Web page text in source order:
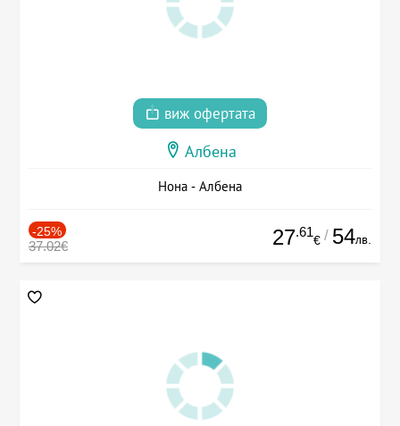
виж офертата
Албена
Нона - Албена
-25%
37.02€ 27.61
€ / 54лв.